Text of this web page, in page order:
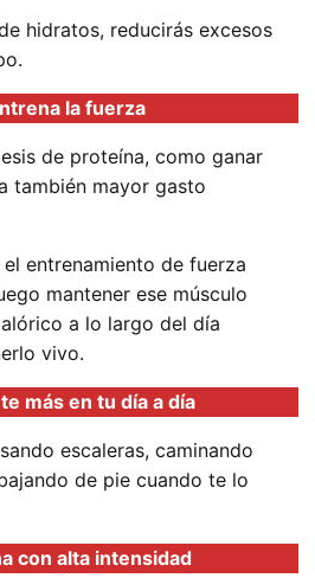
hidratos, reducirás excesos
la fuerza
de proteína, como ganar
también mayor gasto
entrenamiento de fuerza
mantener ese músculo
a lo largo del día
vivo.
más en tu día a día
escaleras, caminando
de pie cuando te lo
con alta intensidad